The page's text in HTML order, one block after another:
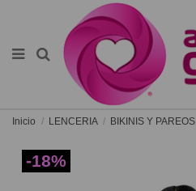
Inicio LENCERIA BIKINIS Y PAREOS
-18%